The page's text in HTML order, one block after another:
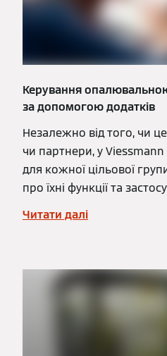
Керування
за допомогою додатків
Незалежно від того, чи це
чи партнери, у Viessmann
для кожної цільової
про їхні функції та
Читати далі